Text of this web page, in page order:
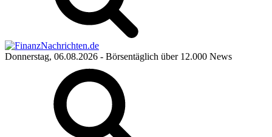
Donnerstag, 06.08.2026 - Börsentäglich über 12.000 News